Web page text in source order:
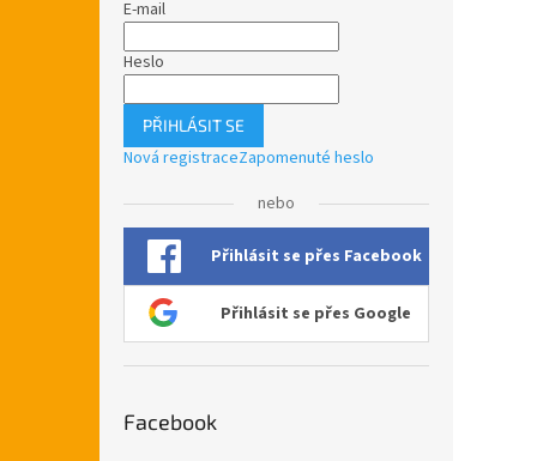
E-mail
Heslo
PŘIHLÁSIT SE
Nová registraceZapomenuté heslo
nebo
Přihlásit se přes Facebook
Přihlásit se přes Google
Facebook